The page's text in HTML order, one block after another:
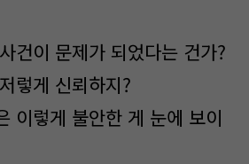
건이 문제가 되었다는 건가?
렇게 신뢰하지?
이렇게 불안한 게 눈에 보이